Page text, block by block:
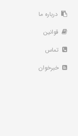
درباره ما
قوانین
تماس
خبرخوان